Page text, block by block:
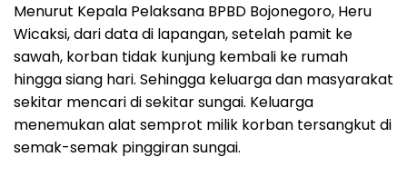
Menurut Kepala Pelaksana BPBD Bojonegoro, Heru
Wicaksi, dari data di lapangan, setelah pamit ke
sawah, korban tidak kunjung kembali ke rumah
hingga siang hari. Sehingga keluarga dan masyarakat
sekitar mencari di sekitar sungai. Keluarga
menemukan alat semprot milik korban tersangkut di
semak-semak pinggiran sungai.